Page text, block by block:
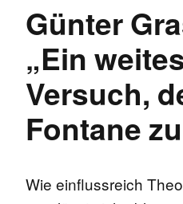
Günter
„Ein
Versuch,
Fontane
Wie einflussreich